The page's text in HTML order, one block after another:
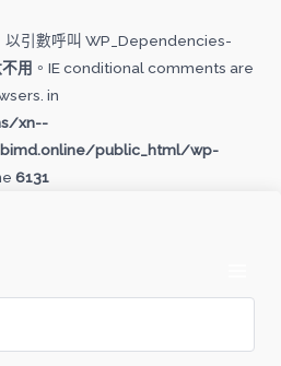
以引數呼叫 WP_Dependencies-
用 。IE conditional comments are
in
xn--
public_html/wp-
6131